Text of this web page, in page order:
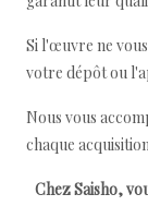
Si l'œuvre ne
votre dépôt ou
Nous vous
chaque
Chez Saisho,